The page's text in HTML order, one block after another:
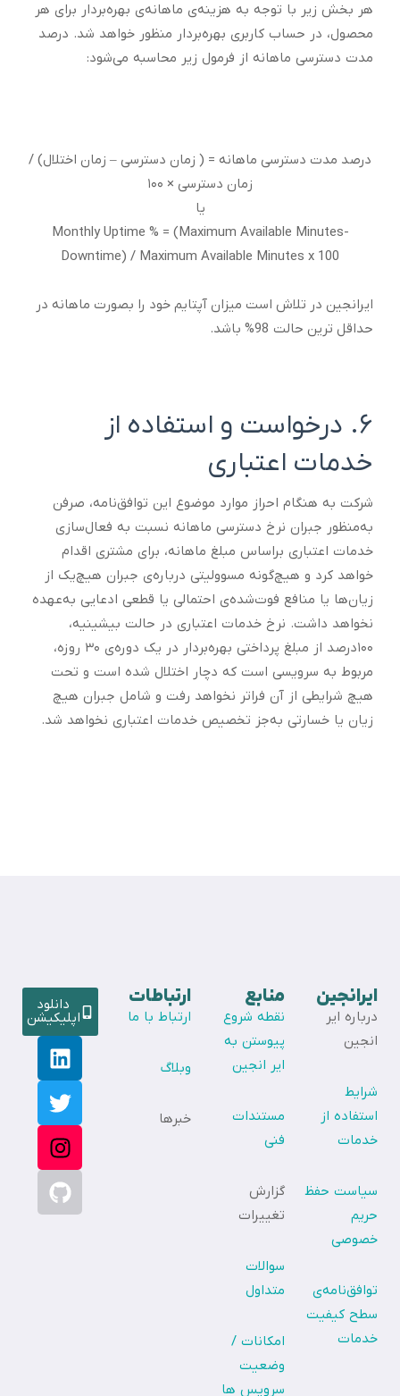
هر بخش زیر با توجه به‌ هزینه‌ی ماهانه‌ی بهره‌بردار برای هر
محصول، در حساب کاربری بهره‌بردار منظور خواهد شد. درصد
مدت دسترسی ماهانه از فرمول زیر محاسبه می‌شود:
درصد مدت دسترسی ماهانه = ( زمان دسترسی – زمان اختلال) /
زمان دسترسی × ۱۰۰
یا
Monthly Uptime % = (Maximum Available Minutes-
Downtime) / Maximum Available Minutes x 100
ایرانجین در تلاش است میزان آپتایم خود را بصورت ماهانه در
حداقل ترین حالت 98% باشد.
۶. درخواست و استفاده از
خدمات اعتباری
شرکت به هنگام احراز موارد موضوع این توافق‌نامه، صرفن
به‌منظور جبران نرخ دسترسی ماهانه نسبت به ‌فعال‌سازی
خدمات اعتباری براساس مبلغ ماهانه، برای مشتری اقدام
خواهد کرد و هیچ‌گونه مسوولیتی درباره‌ی جبران هیچ‌یک از
زیان‌ها یا منافع فوت‌شده‌ی احتمالی یا قطعی ادعایی به‌عهده
نخواهد داشت. نرخ خدمات اعتباری در حالت بیشینیه،
۱۰۰درصد از مبلغ پرداختی بهره‌بردار در یک دوره‌ی ۳۰ ‌روزه،
مربوط به سرویسی است که دچار اختلال شده است و تحت
هیچ شرایطی از آن فراتر نخواهد رفت و شامل جبران هیچ
زیان یا خسارتی به‌جز تخصیص خدمات اعتباری نخواهد شد.
ایرانجین
درباره ایر
انجین
شرایط
استفاده از
خدمات
سیاست حفظ
حریم
خصوصی
توافق‌نامه‌ی
سطح کیفیت
خدمات
منابع
نقطه شروع
پیوستن به
ایر انجین
مستندات
فنی
گزارش
تغییرات
سوالات
متداول
امکانات /
وضعیت
سرویس ها
ارتباطات
ارتباط با ما
وبلاگ
خبرها
دانلود
اپلیکیشن